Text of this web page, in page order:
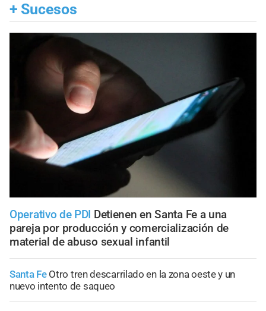
+ Sucesos
Operativo de PDI Detienen en Santa Fe a una
pareja por producción y comercialización de
material de abuso sexual infantil
Santa Fe Otro tren descarrilado en la zona oeste y un
nuevo intento de saqueo